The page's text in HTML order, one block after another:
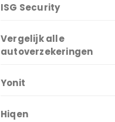
ISG Security
Vergelijk alle
autoverzekeringen
Yonit
Hiqen